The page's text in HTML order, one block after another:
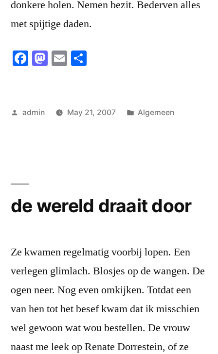
donkere holen. Nemen bezit. Bederven alles
met spijtige daden.
Facebook
Mastodon
Email
Posted
admin May 21, 2007
Posted
Algemeen
de wereld draait door
Ze kwamen regelmatig voorbij lopen. Een
verlegen glimlach. Blosjes op de wangen. De
ogen neer. Nog even omkijken. Totdat een
van hen tot het besef kwam dat ik misschien
wel gewoon wat wou bestellen. De vrouw
naast me leek op Renate Dorrestein, of ze